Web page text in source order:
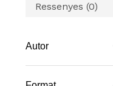
Ressenyes (0)
Autor